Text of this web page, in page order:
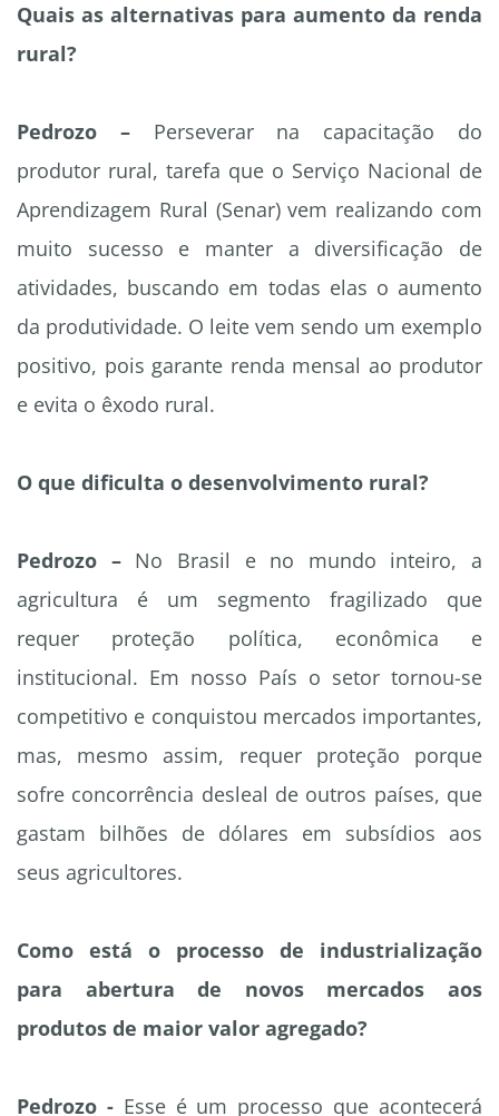
Quais as alternativas para aumento da renda
rural?
Pedrozo –Perseverar na capacitação do
produtor rural, tarefa que o Serviço Nacional de
Aprendizagem Rural (Senar) vem realizando com
muito sucesso e manter a diversificação de
atividades, buscando em todas elas o aumento
da produtividade. O leite vem sendo um exemplo
positivo, pois garante renda mensal ao produtor
e evita o êxodo rural.
O que dificulta o desenvolvimento rural?
Pedrozo –No Brasil e no mundo inteiro, a
agricultura é um segmento fragilizado que
requer proteção política, econômica e
institucional. Em nosso País o setor tornou-se
competitivo e conquistou mercados importantes,
mas, mesmo assim, requer proteção porque
sofre concorrência desleal de outros países, que
gastam bilhões de dólares em subsídios aos
seus agricultores.
Como está o processo de industrialização
para abertura de novos mercados aos
produtos de maior valor agregado?
Pedrozo -Esse é um processo que acontecerá